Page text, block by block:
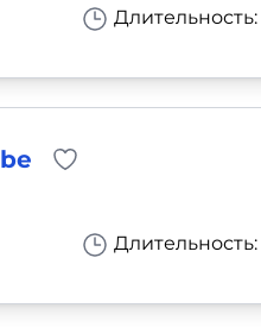
Длительность:
Длительность: